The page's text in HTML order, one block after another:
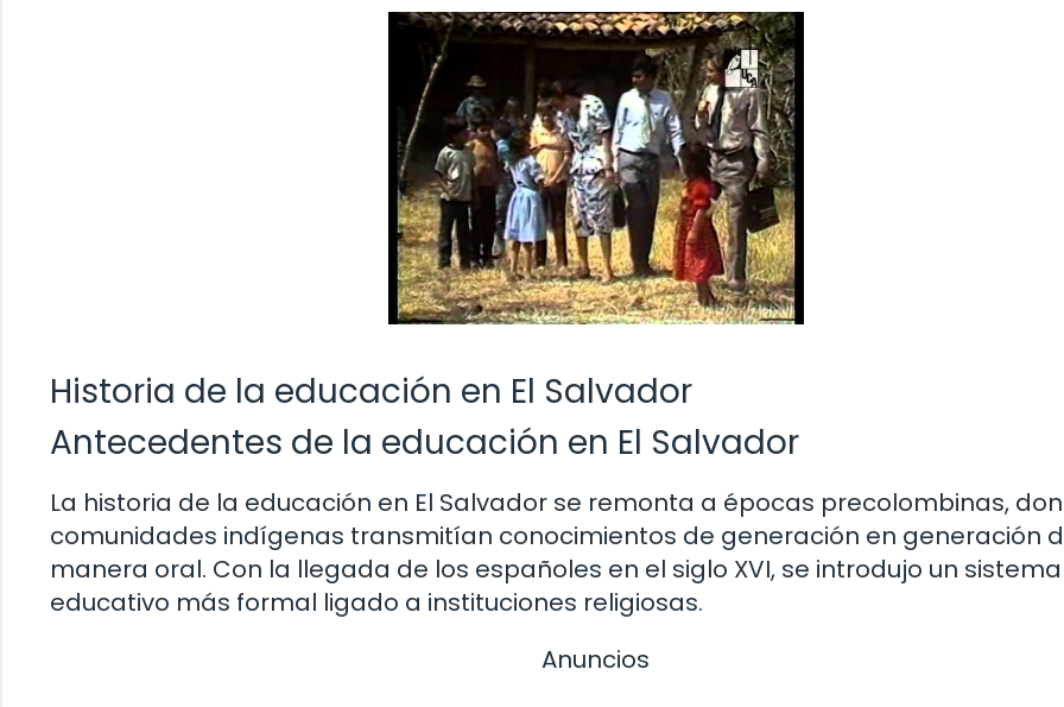
Historia de la educación en El Salvador
Antecedentes de la educación en El Salvador
La historia de la educación en El Salvador se remonta a épocas precolombinas,
comunidades indígenas transmitían conocimientos de generación en generación
manera oral. Con la llegada de los españoles en el siglo XVI, se introdujo un sistema
educativo más formal ligado a instituciones religiosas.
Anuncios